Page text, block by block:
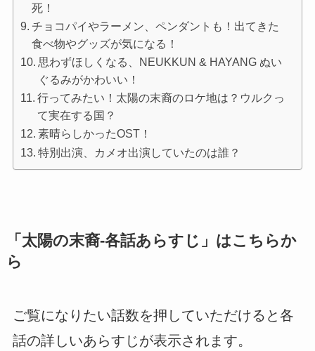
死！
チョコパイやラーメン、ペンダントも！出てきた
食べ物やグッズが気になる！
思わずほしくなる、NEUKKUN & HAYANG ぬい
ぐるみがかわいい！
行ってみたい！太陽の末裔のロケ地は？ウルクっ
て実在する国？
素晴らしかったOST！
特別出演、カメオ出演していたのは誰？
「 太陽の末裔-各話あらすじ 」はこちらか
ら
ご覧になりたい話数を押していただけると各
話の詳しいあらすじが表示されます。